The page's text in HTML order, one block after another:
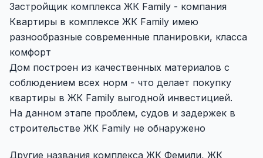
Застройщик комплекса ЖК Family - компания
Квартиры в комплексе ЖК Family имею
разнообразные современные планировки, класса
комфорт
Дом построен из качественных материалов с
соблюдением всех норм - что делает покупку
квартиры в ЖК Family выгодной инвестицией.
На данном этапе проблем, судов и задержек в
строительстве ЖК Family не обнаружено
Другие названия комплекса ЖК Фемили, ЖК